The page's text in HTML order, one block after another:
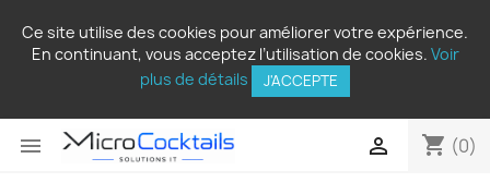
Ce site utilise des cookies pour améliorer votre expérience.
En continuant, vous acceptez l’utilisation de cookies. Voir
plus de détails
J'ACCEPTE
 shopping_cart (0)
